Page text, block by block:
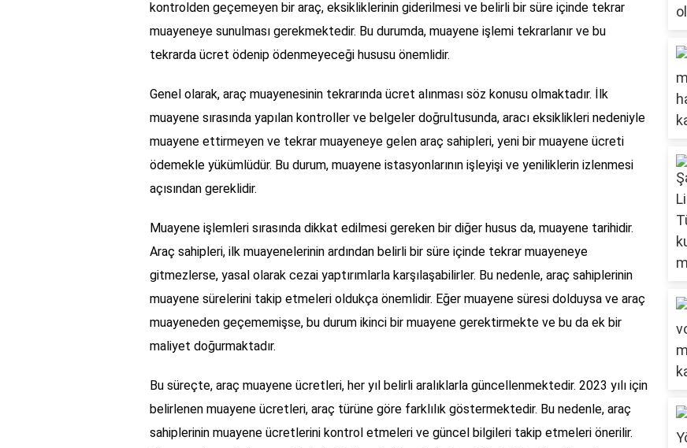
kontrolden geçemeyen bir araç, eksikliklerinin giderilmesi ve belirli bir süre içinde tekrar
muayeneye sunulması gerekmektedir. Bu durumda, muayene işlemi tekrarlanır ve bu
tekrarda ücret ödenip ödenmeyeceği hususu önemlidir.
Genel olarak, araç muayenesinin tekrarında ücret alınması söz konusu olmaktadır. İlk
muayene sırasında yapılan kontroller ve belgeler doğrultusunda, aracı eksiklikleri nedeniyle
muayene ettirmeyen ve tekrar muayeneye gelen araç sahipleri, yeni bir muayene ücreti
ödemekle yükümlüdür. Bu durum, muayene istasyonlarının işleyişi ve yeniliklerin izlenmesi
açısından gereklidir.
Muayene işlemleri sırasında dikkat edilmesi gereken bir diğer husus da, muayene tarihidir.
Araç sahipleri, ilk muayenelerinin ardından belirli bir süre içinde tekrar muayeneye
gitmezlerse, yasal olarak cezai yaptırımlarla karşılaşabilirler. Bu nedenle, araç sahiplerinin
muayene sürelerini takip etmeleri oldukça önemlidir. Eğer muayene süresi dolduysa ve araç
muayeneden geçememişse, bu durum ikinci bir muayene gerektirmekte ve bu da ek bir
maliyet doğurmaktadır.
Bu süreçte, araç muayene ücretleri, her yıl belirli aralıklarla güncellenmektedir. 2023 yılı için
belirlenen muayene ücretleri, araç türüne göre farklılık göstermektedir. Bu nedenle, araç
sahiplerinin muayene ücretlerini kontrol etmeleri ve güncel bilgileri takip etmeleri önerilir.